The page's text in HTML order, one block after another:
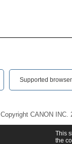
Supported
Copyright CANON INC.
This
the